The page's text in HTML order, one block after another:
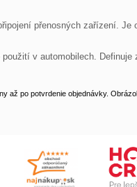
přenosných zařízení.
v automobilech.
až po potvrdenie objednávky.